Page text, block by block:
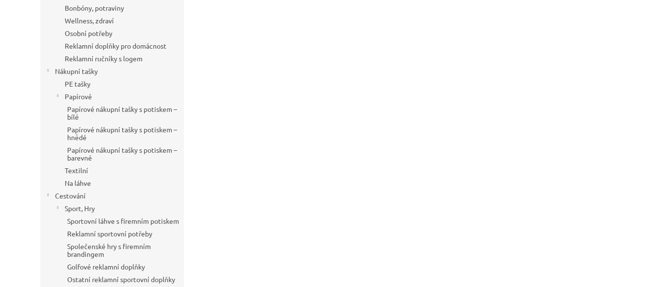
Bonbóny, potraviny
Wellness, zdraví
Osobní potřeby
Reklamní doplňky pro domácnost
Reklamní ručníky s logem
Nákupní tašky
PE tašky
Papírové
Papírové nákupní tašky s potiskem –
bílé
Papírové nákupní tašky s potiskem –
hnědé
Papírové nákupní tašky s potiskem –
barevné
Textilní
Na láhve
Cestování
Sport, Hry
Sportovní láhve s firemním potiskem
Reklamní sportovní potřeby
Společenské hry s firemním
brandingem
Golfové reklamní doplňky
Ostatní reklamní sportovní doplňky